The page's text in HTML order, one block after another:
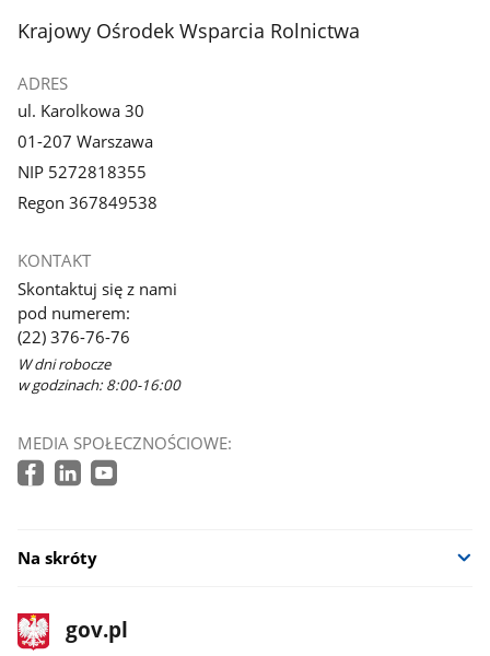
stopka
Krajowy Ośrodek Wsparcia Rolnictwa
ADRES
ul. Karolkowa 30
01-207 Warszawa
NIP 5272818355
Regon 367849538
KONTAKT
Skontaktuj się z nami
pod numerem:
(22) 376-76-76
W dni robocze
w godzinach: 8:00-16:00
MEDIA SPOŁECZNOŚCIOWE:
Na skróty
stopka
gov.pl
Strona
gov.pl